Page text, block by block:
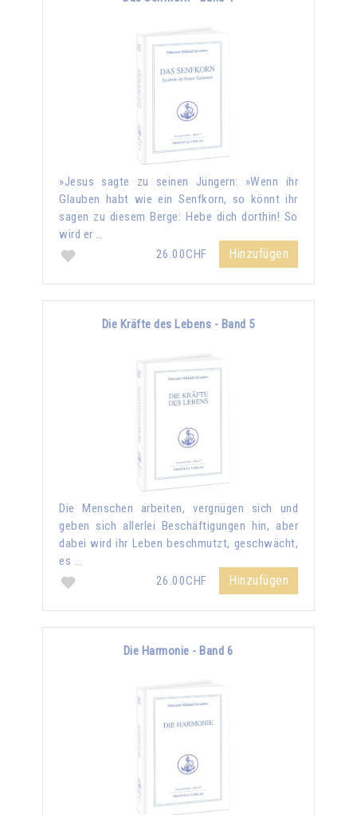
»Jesus sagte zu seinen Jüngern: »Wenn ihr
Glauben habt wie ein Senfkorn, so könnt ihr
sagen zu diesem Berge: Hebe dich dorthin! So
wird er …
26.00CHF
Hinzufügen
Die Kräfte des Lebens - Band 5
Die Menschen arbeiten, vergnügen sich und
geben sich allerlei Beschäftigungen hin, aber
dabei wird ihr Leben beschmutzt, geschwächt,
es …
26.00CHF
Hinzufügen
Die Harmonie - Band 6